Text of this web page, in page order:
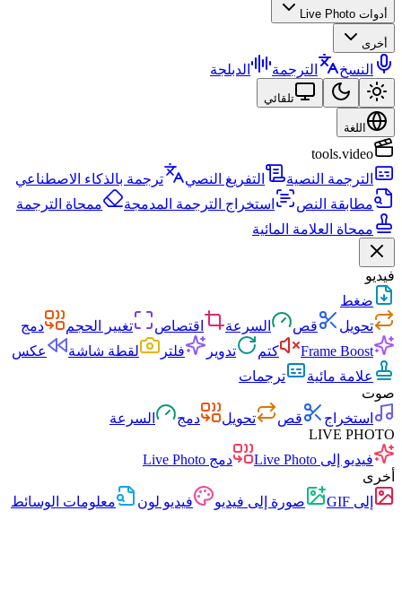
أدوات Live Photo
أخرى
النسخ الترجمة الدبلجة
تلقائي
اللغة
tools.video
الترجمة النصية
التفريغ النصي
ترجمة بالذكاء الاصطناعي
مطابقة النص
استخراج الترجمة المدمجة
ممحاة الترجمة
ممحاة العلامة المائية
فيديو
ضغط
تحويل
قص السرعة اقتصاص تغيير الحجم
دمج
Frame Boost
كتم تدوير فلتر لقطة شاشة
عكس
علامة مائية
ترجمات
صوت
استخراج
قص تحويل دمج
السرعة
LIVE PHOTO
فيديو إلى Live Photo
دمج Live Photo
أخرى
إلى GIF
صورة إلى فيديو فيديو لون
معلومات الوسائط